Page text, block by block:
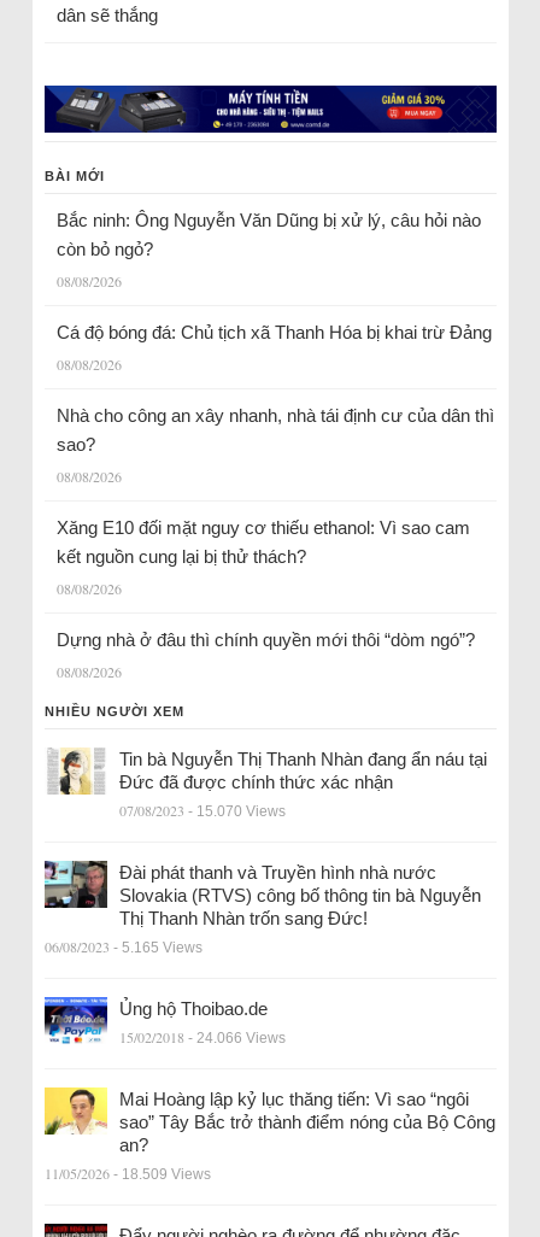
dân sẽ thắng
BÀI MỚI
Bắc ninh: Ông Nguyễn Văn Dũng bị xử lý, câu hỏi nào
còn bỏ ngỏ?
08/08/2026
Cá độ bóng đá: Chủ tịch xã Thanh Hóa bị khai trừ Đảng
08/08/2026
Nhà cho công an xây nhanh, nhà tái định cư của dân thì
sao?
08/08/2026
Xăng E10 đối mặt nguy cơ thiếu ethanol: Vì sao cam
kết nguồn cung lại bị thử thách?
08/08/2026
Dựng nhà ở đâu thì chính quyền mới thôi “dòm ngó”?
08/08/2026
NHIỀU NGƯỜI XEM
Tin bà Nguyễn Thị Thanh Nhàn đang ẩn náu tại
Đức đã được chính thức xác nhận
07/08/2023 - 15.070 Views
Đài phát thanh và Truyền hình nhà nước
Slovakia (RTVS) công bố thông tin bà Nguyễn
Thị Thanh Nhàn trốn sang Đức!
06/08/2023 - 5.165 Views
Ủng hộ Thoibao.de
15/02/2018 - 24.066 Views
Mai Hoàng lập kỷ lục thăng tiến: Vì sao “ngôi
sao” Tây Bắc trở thành điểm nóng của Bộ Công
an?
11/05/2026 - 18.509 Views